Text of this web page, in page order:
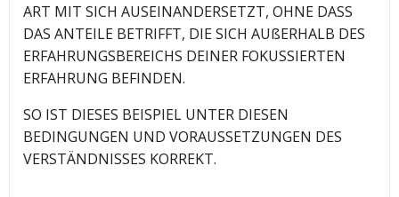
ART MIT SICH AUSEINANDERSETZT, OHNE DASS
DAS ANTEILE BETRIFFT, DIE SICH AUßERHALB DES
ERFAHRUNGSBEREICHS DEINER FOKUSSIERTEN
ERFAHRUNG BEFINDEN.
SO IST DIESES BEISPIEL UNTER DIESEN
BEDINGUNGEN UND VORAUSSETZUNGEN DES
VERSTÄNDNISSES KORREKT.